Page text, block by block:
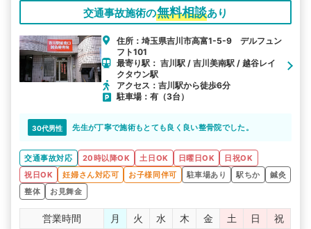
交通事故施術の無料相談あり
住所：埼玉県吉川市高富1-5-9 デルフュン
フト101
最寄り駅： 吉川駅 / 吉川美南駅 / 越谷レイ
クタウン駅
アクセス：吉川駅から徒歩6分
駐車場：有（3台）
30代男性 先生が丁寧で施術もとても良く良い整骨院でした。
交通事故対応 20時以降OK 土日OK 日曜日OK
日祝OK
祝日OK
妊婦さん対応可 お子様同伴可 駐車場あり 駅ちか
鍼灸
整体
お見舞金
営業時間 月 火 水 木 金 土 日
祝